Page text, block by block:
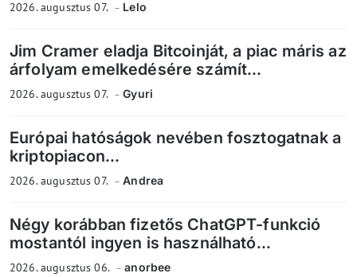
2026. augusztus 07. Lelo
Jim Cramer eladja Bitcoinját, a piac máris az
árfolyam emelkedésére számít...
2026. augusztus 07. Gyuri
Európai hatóságok nevében fosztogatnak a
kriptopiacon...
2026. augusztus 07. Andrea
Négy korábban fizetős ChatGPT-funkció
mostantól ingyen is használható...
2026. augusztus 06. anorbee